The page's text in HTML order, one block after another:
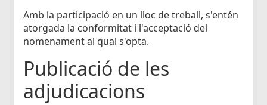
Amb la participació en un lloc de treball, s'entén
atorgada la conformitat i l'acceptació del
nomenament al qual s'opta.
Publicació de les
adjudicacions